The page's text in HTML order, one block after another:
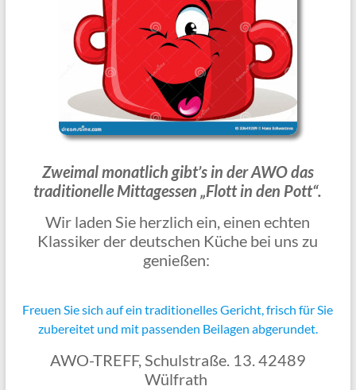
Zweimal monatlich gibt’s in der AWO das
traditionelle Mittagessen „Flott in den Pott“.
Wir laden Sie herzlich ein, einen echten
Klassiker der deutschen Küche bei uns zu
genießen:
Freuen Sie sich auf ein traditionelles Gericht, frisch für Sie
zubereitet und mit passenden Beilagen abgerundet.
AWO-TREFF, Schulstraße. 13. 42489
Wülfrath